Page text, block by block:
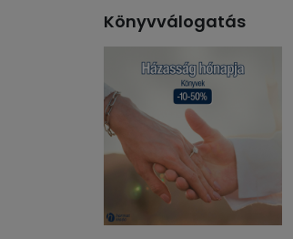
Könyvválogatás